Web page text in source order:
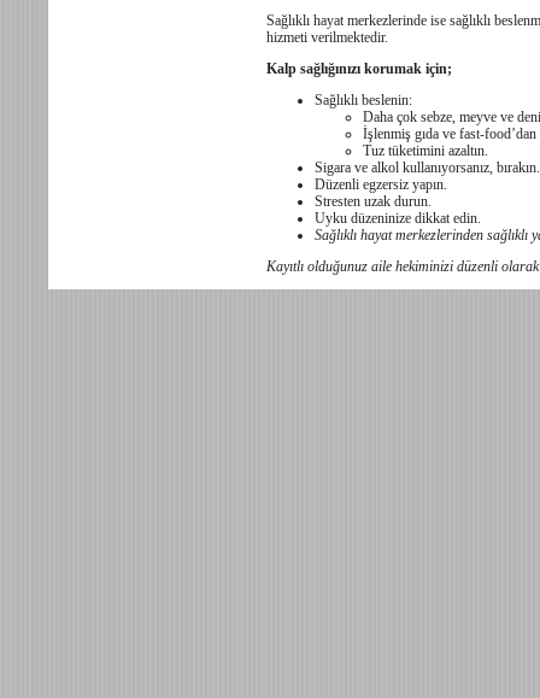
Sağlıklı hayat merkezlerinde ise sağlıklı
hizmeti verilmektedir.
Kalp sağlığınızı korumak için;
Sağlıklı beslenin:
Daha çok sebze, meyve ve
İşlenmiş gıda ve fast-
Tuz tüketimini azaltın.
Sigara ve alkol kullanıyorsanız, bırakın.
Düzenli egzersiz yapın.
Stresten uzak durun.
Uyku düzeninize dikkat edin.
Sağlıklı hayat merkezlerinden sağlıklı
Kayıtlı olduğunuz aile hekiminizi düzenli